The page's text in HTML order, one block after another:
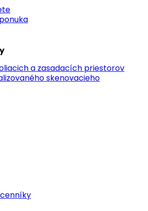
a zasadacích priestorov
skenovacieho